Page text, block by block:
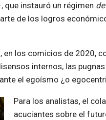
que instauró un régimen
de los logros
en los comicios de 2020,
internos, las
el egoísmo ¿o
Para los analistas, el
acuciantes sobre el